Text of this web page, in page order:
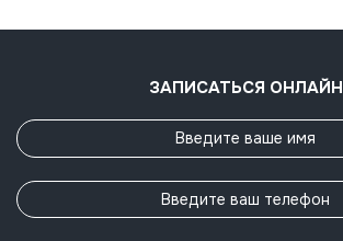
ЗАПИСАТЬСЯ ОНЛАЙН